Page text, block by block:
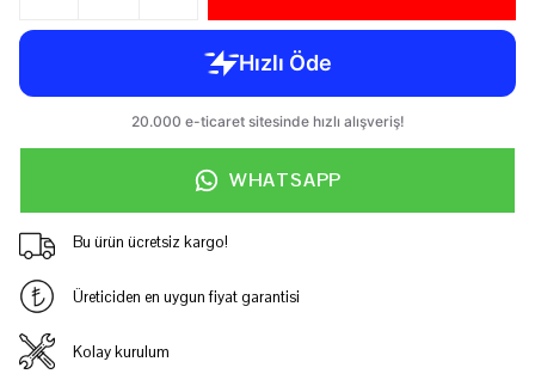
WHATSAPP
Bu ürün ücretsiz kargo!
Üreticiden en uygun fiyat garantisi
Kolay kurulum